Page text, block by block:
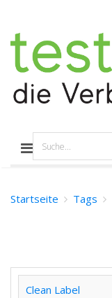
Startseite Tags
Clean Label